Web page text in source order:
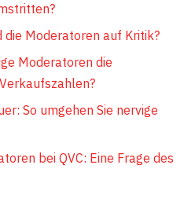
die Moderatoren auf Kritik?
Moderatoren die
So umgehen Sie nervige
bei QVC: Eine Frage des